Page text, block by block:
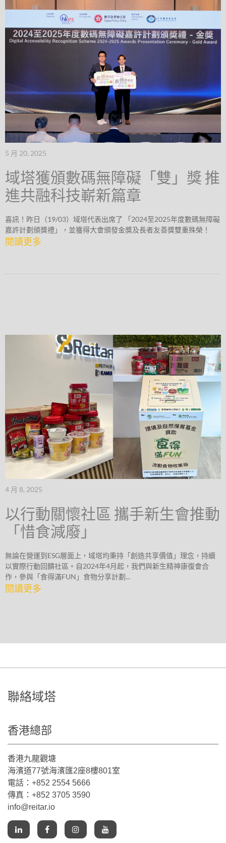
5 月 20, 2025
域塔獲頒數碼無障礙「雙」獎 推
進共融科技嶄新篇章
喜訊！昨日（19/03）域塔代表出席了 「2024至2025年度數碼無障礙
嘉許計劃頒獎禮」，並獲得大會頒發金獎及長者友善獎雙重殊榮！
閱讀更多
4 月 8, 2025
以行動關懷社區 攜手新生會推動
「惜食減廢」
無論在營運到ESG層面上，域塔均秉持「創造共享價值」理念，持續
以實際行動回饋社區。自2024年4月起，我們與新生精神康復會合
作，參與「食得滿FUN」食物分享計劃...
閱讀更多
聯絡域塔
香港總部
香港九龍觀塘
海濱道77號海濱匯2座8樓801室
電話：+852 2554 5666
傳真：+852 3705 3590
info@reitar.io